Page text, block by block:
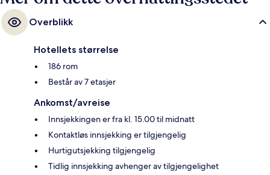
undergrunnsstasjon og 8 minutter å gå til Covent Garden
undergrunnsstasjon.
Overblikk
Hotellets størrelse
186 rom
Består av 7 etasjer
Ankomst/avreise
Innsjekkingen er fra kl. 15.00 til midnatt
Kontaktløs innsjekking er tilgjengelig
Hurtigutsjekking tilgjengelig
Tidlig innsjekking avhenger av tilgjengelighet